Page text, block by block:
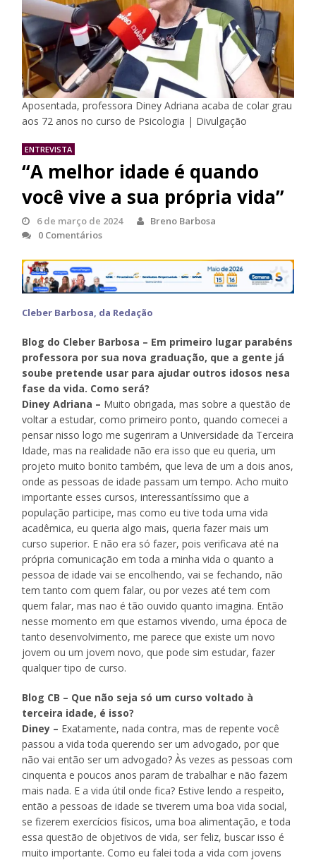
Aposentada, professora Diney Adriana acaba de colar grau
aos 72 anos no curso de Psicologia | Divulgação
ENTREVISTA
“A melhor idade é quando
você vive a sua própria vida”
6 de março de 2024
Breno Barbosa
0 Comentários
Cleber Barbosa, da Redação
Blog do Cleber Barbosa – Em primeiro lugar parabéns
professora por sua nova graduação, que a gente já
soube pretende usar para ajudar outros idosos nesa
fase da vida. Como será?
Diney Adriana – Muito obrigada, mas sobre a questão de
voltar a estudar, como primeiro ponto, quando comecei a
pensar nisso logo me sugeriram a Universidade da Terceira
Idade, mas na realidade não era isso que eu queria, um
projeto muito bonito também, que leva de um a dois anos,
onde as pessoas de idade passam um tempo. Acho muito
importante esses cursos, interessantíssimo que a
população participe, mas como eu tive toda uma vida
acadêmica, eu queria algo mais, queria fazer mais um
curso superior. E não era só fazer, pois verificava até na
própria comunicação em toda a minha vida o quanto a
pessoa de idade vai se encolhendo, vai se fechando, não
tem tanto com quem falar, ou por vezes até tem com
quem falar, mas nao é tão ouvido quanto imagina. Então
nesse momento em que estamos vivendo, uma época de
tanto desenvolvimento, me parece que existe um novo
jovem ou um jovem novo, que pode sim estudar, fazer
qualquer tipo de curso.
Blog CB – Que não seja só um curso voltado à
terceira idade, é isso?
Diney – Exatamente, nada contra, mas de repente você
passou a vida toda querendo ser um advogado, por que
não vai então ser um advogado? Às vezes as pessoas com
cinquenta e poucos anos param de trabalhar e não fazem
mais nada. E a vida útil onde fica? Estive lendo a respeito,
então a pessoas de idade se tiverem uma boa vida social,
se fizerem exercícios físicos, uma boa alimentação, e toda
essa questão de objetivos de vida, ser feliz, buscar isso é
muito importante. Como eu falei toda a vida com jovens